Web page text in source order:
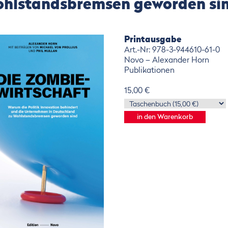
geworden
Printausgabe
Art.-Nr: 978-3-944610-61-0
Novo – Alexander Horn
Publikationen
15,00 €